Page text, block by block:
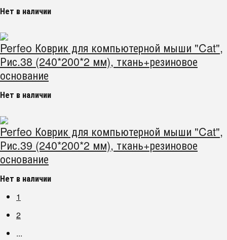
Нет в наличии
Perfeo Коврик для компьютерной мыши "Cat",
Рис.38 (240*200*2 мм), ткань+резиновое
основание
Нет в наличии
Perfeo Коврик для компьютерной мыши "Cat",
Рис.39 (240*200*2 мм), ткань+резиновое
основание
Нет в наличии
1
2
...